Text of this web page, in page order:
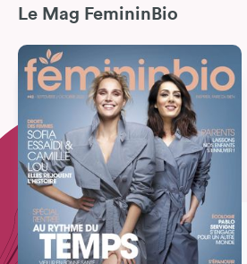
Le Mag FemininBio